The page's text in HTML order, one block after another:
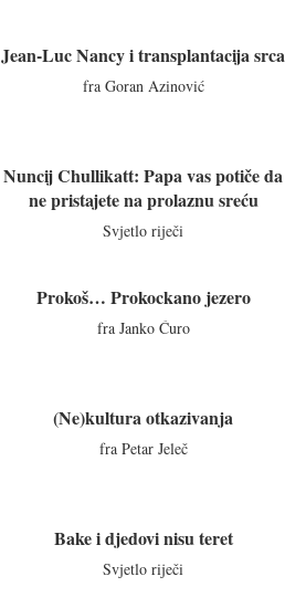
Jean-Luc Nancy i transplantacija srca
fra Goran Azinović
Nuncij Chullikatt: Papa vas potiče da
ne pristajete na prolaznu sreću
Svjetlo riječi
Prokoš… Prokockano jezero
fra Janko Ćuro
(Ne)kultura otkazivanja
fra Petar Jeleč
Bake i djedovi nisu teret
Svjetlo riječi